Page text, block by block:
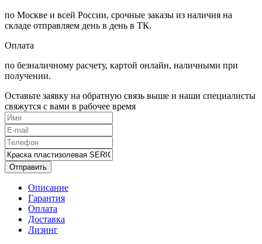
по Москве и всей России, срочные заказы из наличия на
складе отправляем день в день в ТК.
Оплата
по безналичному расчету, картой онлайн, наличными при
получении.
Оставьте заявку на обратную связь выше и наши специалисты
свяжутся с вами в рабочее время
Отправить
Описание
Гарантия
Оплата
Доставка
Лизинг